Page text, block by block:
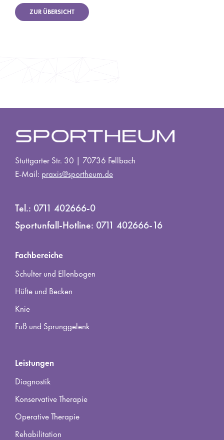
ZUR ÜBERSICHT
Stuttgarter Str. 30 | 70736 Fellbach
E-Mail: praxis@sportheum.de
Tel.: 0711 402666-0
Sportunfall-Hotline: 0711 402666-16
Fachbereiche
Schulter und Ellenbogen
Hüfte und Becken
Knie
Fuß und Sprunggelenk
Leistungen
Diagnostik
Konservative Therapie
Operative Therapie
Rehabilitation